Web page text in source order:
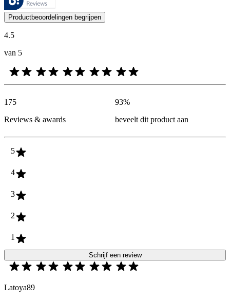
De mening van onze klanten is nuttig voor iedereen, of het nu een
Productbeoordelingen begrijpen
4.5
van 5
175
Reviews & awards
93%
beveelt dit product aan
5
4
3
2
1
Schrijf een review
Latoya89